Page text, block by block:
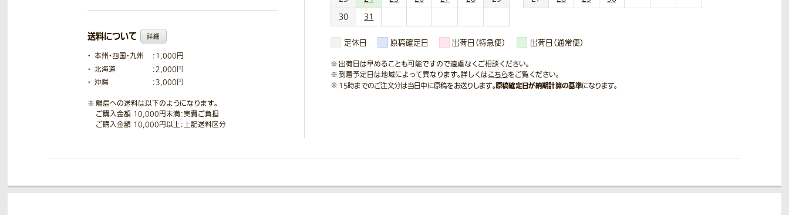
送料について 詳細
本州・四国・九州
：1,000円
北海道
：2,000円
沖縄
：3,000円
離島への送料は以下のようになります。
ご購入金額 10,000円未満：実費ご負担
ご購入金額 10,000円以上：上記送料区分
30
31
定休日 原稿確定日 出荷日（特急便） 出荷日（通常便）
出荷日は早めることも可能ですので遠慮なくご相談ください。
到着予定日は地域によって異なります。詳しくはこちらをご覧ください。
15時までのご注文分は当日中に原稿をお送りします。原稿確定日が納期計算の基準になります。